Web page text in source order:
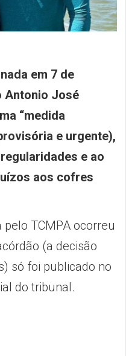
em 7 de
Antonio José
“medida
e urgente),
e ao
aos cofres
TCMPA ocorreu
(a decisão
só foi publicado no
do tribunal.